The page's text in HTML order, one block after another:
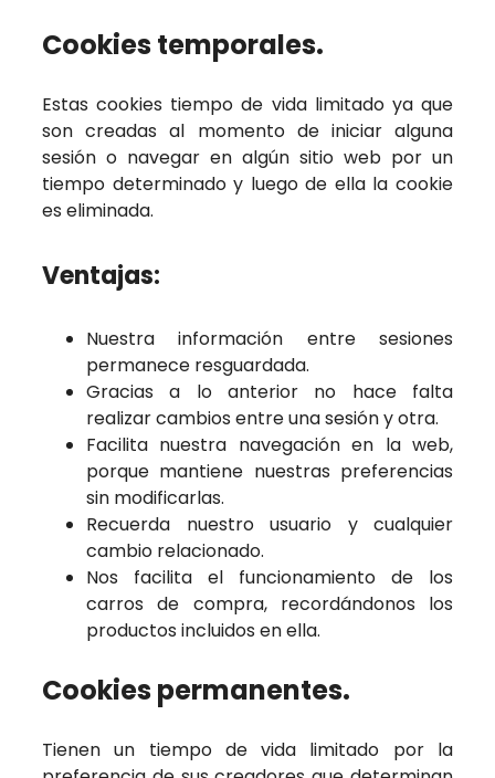
Cookies temporales.
Estas cookies tiempo de vida limitado ya que
son creadas al momento de iniciar alguna
sesión o navegar en algún sitio web por un
tiempo determinado y luego de ella la cookie
es eliminada.
Ventajas:
Nuestra información entre sesiones
permanece resguardada.
Gracias a lo anterior no hace falta
realizar cambios entre una sesión y otra.
Facilita nuestra navegación en la web,
porque mantiene nuestras preferencias
sin modificarlas.
Recuerda nuestro usuario y cualquier
cambio relacionado.
Nos facilita el funcionamiento de los
carros de compra, recordándonos los
productos incluidos en ella.
Cookies permanentes.
Tienen un tiempo de vida limitado por la